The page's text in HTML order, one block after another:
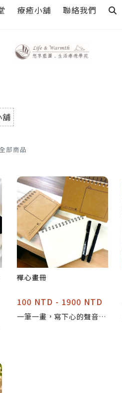
療癒小舖 聯絡我們
舖
部商品
禪心畫冊
100 NTD - 1900 NTD
一筆一畫，寫下心的聲音。